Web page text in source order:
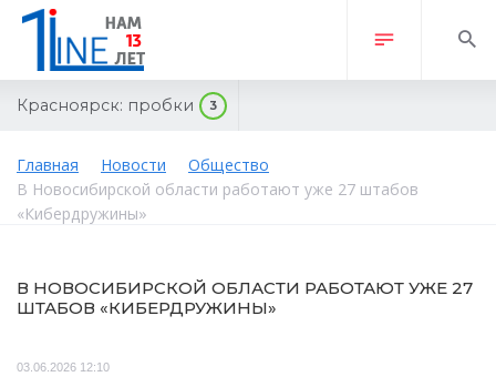
Красноярск: пробки 3
Главная Новости
Общество
В Новосибирской области работают уже 27 штабов
«Кибердружины»
В НОВОСИБИРСКОЙ ОБЛАСТИ РАБОТАЮТ УЖЕ 27
ШТАБОВ «КИБЕРДРУЖИНЫ»
03.06.2026 12:10